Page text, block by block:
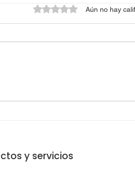
ADELANTE DE
Obtuvo 0 de 5 estrellas.
Aún no hay
y servicios